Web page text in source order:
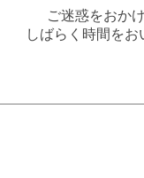
ご迷惑をおか
しばらく時間を